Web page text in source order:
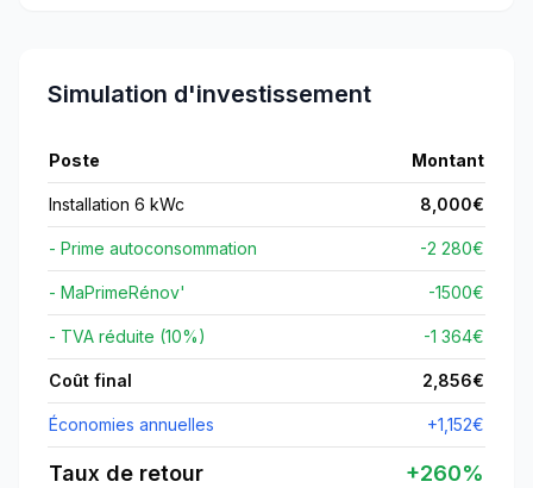
Simulation d'investissement
Poste Montant
Installation 6 kWc 8,000€
- Prime autoconsommation -2 280€
- MaPrimeRénov' -1500€
- TVA réduite (10%) -1 364€
Coût final 2,856€
Économies annuelles +1,152€
Taux de retour +260%